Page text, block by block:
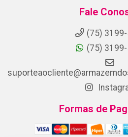
Fale
(75)
(75)
Formas de